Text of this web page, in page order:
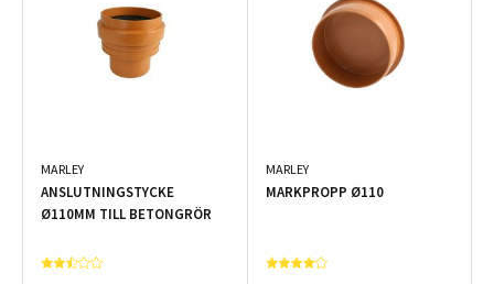
MARLEY
ANSLUTNINGSTYCKE
Ø110MM TILL BETONGRÖR
MARLEY
MARKPROPP Ø110